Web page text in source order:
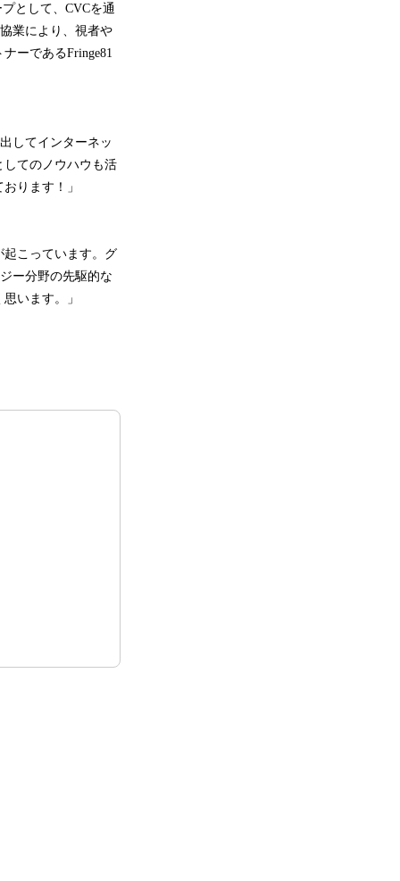
として、CVCを通
業により、視者や
ーであるFringe81
してインターネッ
てのノウハウも活
ります！」
こっています。グ
ー分野の先駆的な
います。」